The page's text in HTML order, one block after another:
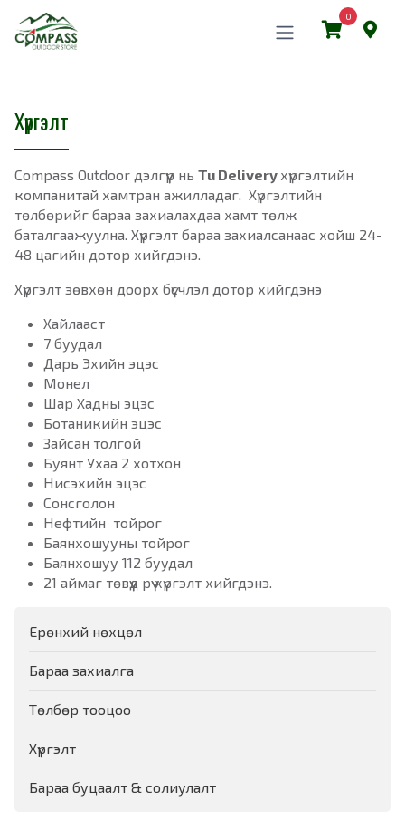
0
Хүргэлт
Compass Outdoor дэлгүүр нь Tu Delivery хүргэлтийн
компанитай хамтран ажилладаг. Хүргэлтийн
төлбөрийг бараа захиалахдаа хамт төлж
баталгаажуулна. Хүргэлт бараа захиалсанаас хойш 24-
48 цагийн дотор хийгдэнэ.
Хүргэлт зөвхөн доорх бүсчлэл дотор хийгдэнэ
Хайлааст
7 буудал
Дарь Эхийн эцэс
Монел
Шар Хадны эцэс
Ботаникийн эцэс
Зайсан толгой
Буянт Ухаа 2 хотхон
Нисэхийн эцэс
Сонсголон
Нефтийн тойрог
Баянхошууны тойрог
Баянхошуу 112 буудал
21 аймаг төвүүд рүү хүргэлт хийгдэнэ.
Ерөнхий нөхцөл
Бараа захиалга
Төлбөр тооцоо
Хүргэлт
Бараа буцаалт & солиулалт